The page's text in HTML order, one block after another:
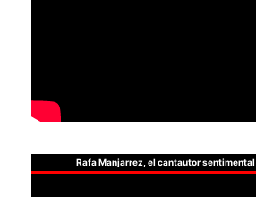
Rafa Manjarrez, el cantautor sentimental